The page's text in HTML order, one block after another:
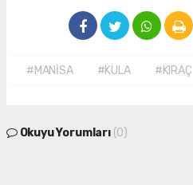
#MANİSA #KULA #KIRAÇ
Okuyu Yorumları (0)